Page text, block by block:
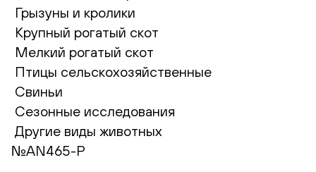
Грызуны и кролики
Крупный рогатый скот
Мелкий рогатый скот
Птицы сельскохозяйственные
Свиньи
Сезонные исследования
Другие виды животных
№AN465-Р